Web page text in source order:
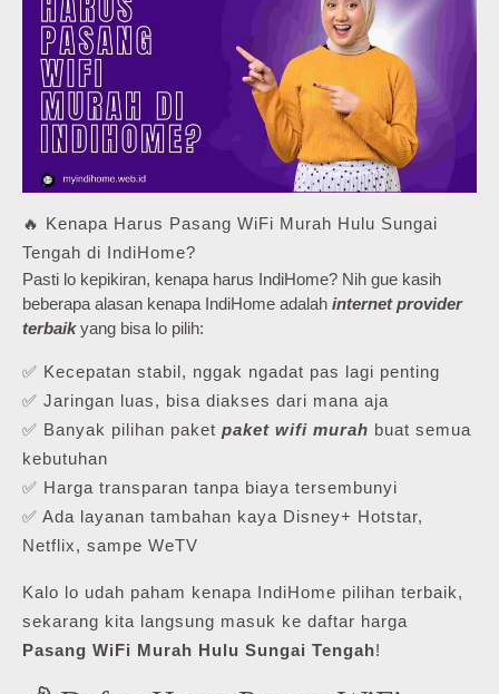
🔥 Kenapa Harus Pasang WiFi Murah Hulu Sungai
Tengah di IndiHome?
Pasti lo kepikiran, kenapa harus IndiHome? Nih gue kasih
beberapa alasan kenapa IndiHome adalah internet provider
terbaikyang bisa lo pilih:
✅ Kecepatan stabil, nggak ngadat pas lagi penting
✅ Jaringan luas, bisa diakses dari mana aja
✅ Banyak pilihan paket paket wifi murah buat semua
kebutuhan
✅ Harga transparan tanpa biaya tersembunyi
✅ Ada layanan tambahan kaya Disney+ Hotstar,
Netflix, sampe WeTV
Kalo lo udah paham kenapa IndiHome pilihan terbaik,
sekarang kita langsung masuk ke daftar harga
Pasang WiFi Murah Hulu Sungai Tengah!